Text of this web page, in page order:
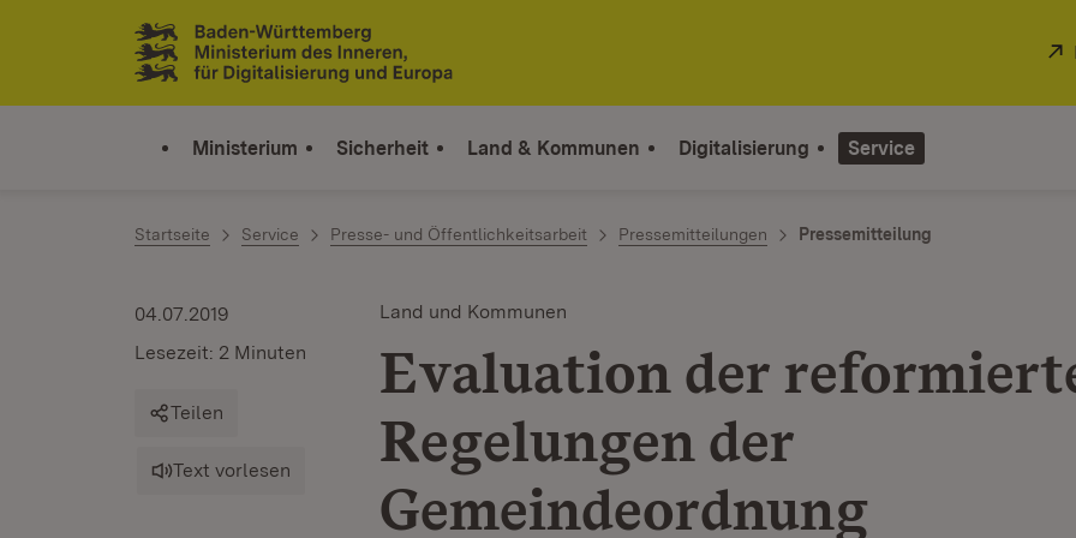
Zum Inhalt springen
Link zur Startseite
Ministerium Sicherheit Land & Kommunen Digitalisierung Service
Startseite Service Presse- und Öffentlichkeitsarbeit Pressemitteilungen Pressemitteilung
Land und Kommunen
Evaluation der
Regelungen der
Gemeindeordnung
04.07.2019
Lesezeit: 2 Minuten
Teilen
Text vorlesen